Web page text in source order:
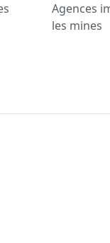
Agences
les mines